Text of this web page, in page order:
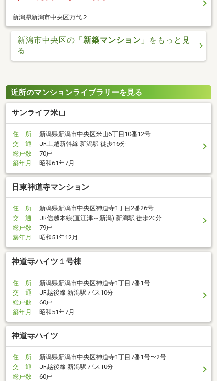
新潟県新潟市中央区万代２
新潟市中央区の「新築マンション 」をもっと見
る
近所のマンションライブラリーを見る
サンライフ米山
住 所
新潟県新潟市中央区米山6丁目10番12号
交 通
JR上越新幹線 新潟駅 徒歩16分
総戸数
70戸
築年月
昭和61年7月
日東神道寺マンション
住 所
新潟県新潟市中央区神道寺1丁目2番26号
交 通
JR信越本線(直江津～新潟) 新潟駅 徒歩20分
総戸数
79戸
築年月
昭和51年12月
神道寺ハイツ１号棟
住 所
新潟県新潟市中央区神道寺1丁目7番1号
交 通
JR越後線 新潟駅 バス10分
総戸数
60戸
築年月
昭和51年7月
神道寺ハイツ
住 所
新潟県新潟市中央区神道寺1丁目7番1号〜2号
交 通
JR越後線 新潟駅 バス10分
総戸数
60戸